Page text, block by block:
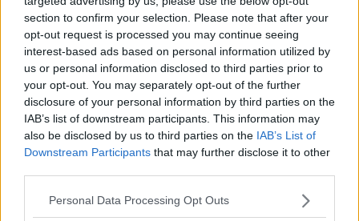
section to confirm your selection. Please note that after your
opt-out request is processed you may continue seeing
interest-based ads based on personal information utilized by
us or personal information disclosed to third parties prior to
your opt-out. You may separately opt-out of the further
disclosure of your personal information by third parties on the
IAB’s list of downstream participants. This information may
also be disclosed by us to third parties on the IAB’s List of
Downstream Participants that may further disclose it to other
Personal Data Processing Opt Outs
plumcake e coprendo con fiocchi d'avena) le zucchine, adagiatevi
sopra i gamberi e chiudete con la seconda fetta.
Condite con un filo di olio a crudo e servite.
Rubina Rovini
Se vuoi leggere le notizie principali della Toscana iscriviti alla
Newsletter QUInews - ToscanaMedia.Arriva gratis tutti i giorni
alle 20:00 direttamente nella tua casella di posta.